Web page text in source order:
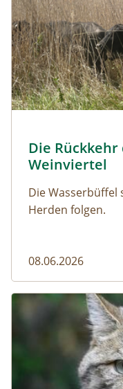
Naturmagazin:
Die Rückkehr
Weinviertel
Die Wasserbüffel
Herden folgen.
08.06.2026
Vom Acker zum